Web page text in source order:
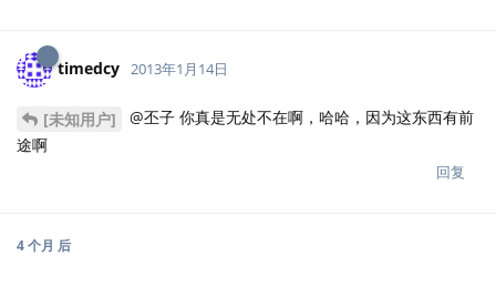
timedcy 2013年1月14日
[未知用户]
@丕子 你真是无处不在啊，哈哈，因为这东西有前
途啊
回复
4 个月 后